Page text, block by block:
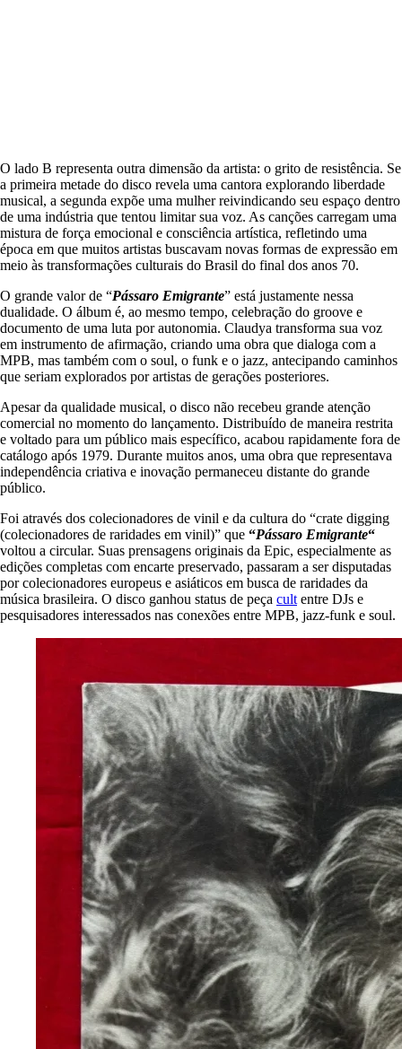
O lado B representa outra dimensão da artista: o grito de resistência. Se
a primeira metade do disco revela uma cantora explorando liberdade
musical, a segunda expõe uma mulher reivindicando seu espaço dentro
de uma indústria que tentou limitar sua voz. As canções carregam uma
mistura de força emocional e consciência artística, refletindo uma
época em que muitos artistas buscavam novas formas de expressão em
meio às transformações culturais do Brasil do final dos anos 70.
O grande valor de “Pássaro Emigrante” está justamente nessa
dualidade. O álbum é, ao mesmo tempo, celebração do groove e
documento de uma luta por autonomia. Claudya transforma sua voz
em instrumento de afirmação, criando uma obra que dialoga com a
MPB, mas também com o soul, o funk e o jazz, antecipando caminhos
que seriam explorados por artistas de gerações posteriores.
Apesar da qualidade musical, o disco não recebeu grande atenção
comercial no momento do lançamento. Distribuído de maneira restrita
e voltado para um público mais específico, acabou rapidamente fora de
catálogo após 1979. Durante muitos anos, uma obra que representava
independência criativa e inovação permaneceu distante do grande
público.
Foi através dos colecionadores de vinil e da cultura do “crate digging
(colecionadores de raridades em vinil)” que “Pássaro Emigrante“
voltou a circular. Suas prensagens originais da Epic, especialmente as
edições completas com encarte preservado, passaram a ser disputadas
por colecionadores europeus e asiáticos em busca de raridades da
música brasileira. O disco ganhou status de peça cult entre DJs e
pesquisadores interessados nas conexões entre MPB, jazz-funk e soul.